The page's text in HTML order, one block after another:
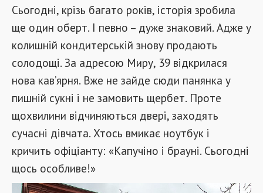
Сьогодні, крізь багато років, історія зробила
ще один оберт. І певно – дуже знаковий. Адже у
колишній кондитерській знову продають
солодощі. За адресою Миру, 39 відкрилася
нова кав’ярня. Вже не зайде сюди панянка у
пишній сукні і не замовить щербет. Проте
щохвилини відчиняються двері, заходять
сучасні дівчата. Хтось вмикає ноутбук і
кричить офіціанту: «Капучіно і брауні. Сьогодні
щось особливе!»